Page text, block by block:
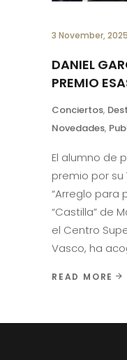
3 November, 2025
DANIEL
PREMIO
Conciertos,
Novedades,
El alumno de
premio por su
“Arreglo para
“Castilla” de
el Centro
Vasco, ha
READ MORE